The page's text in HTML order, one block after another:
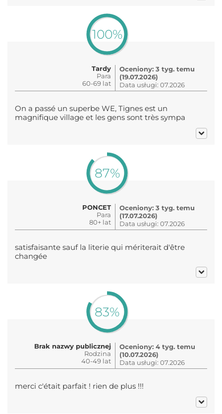
100%
Tardy
Para
60-69 lat
Oceniony: 3 tyg. temu
(19.07.2026)
Data usługi: 07.2026
On a passé un superbe WE, Tignes est un
magnifique village et les gens sont très sympa
87%
PONCET
Para
80+ lat
Oceniony: 3 tyg. temu
(17.07.2026)
Data usługi: 07.2026
satisfaisante sauf la literie qui mériterait d'être
changée
83%
Brak nazwy publicznej
Rodzina
40-49 lat
Oceniony: 4 tyg. temu
(10.07.2026)
Data usługi: 07.2026
merci c'était parfait ! rien de plus !!!